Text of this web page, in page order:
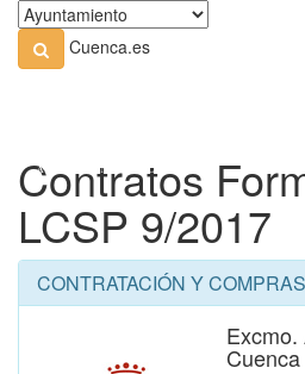
Cuenca.es
Contratos
LCSP 9/2017
CONTRATACIÓN Y COMPRAS
Cuenca